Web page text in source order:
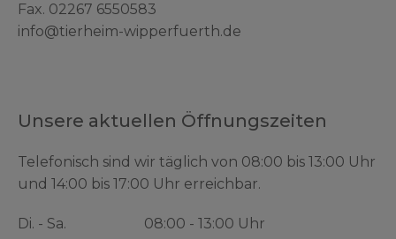
Fax. 02267 6550583
info@tierheim-wipperfuerth.de
Unsere aktuellen Öffnungszeiten
Telefonisch sind wir täglich von 08:00 bis 13:00 Uhr
und 14:00 bis 17:00 Uhr erreichbar.
Di. - Sa.
08:00 - 13:00 Uhr